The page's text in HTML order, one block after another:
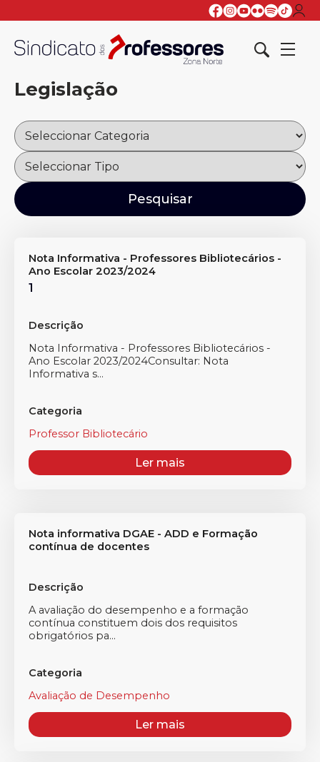
Legislação
Nota Informativa - Professores Bibliotecários -
Ano Escolar 2023/2024
1
Descrição
Nota Informativa - Professores Bibliotecários -
Ano Escolar 2023/2024Consultar: Nota
Informativa s...
Categoria
Professor Bibliotecário
Ler mais
Nota informativa DGAE - ADD e Formação
contínua de docentes
Descrição
A avaliação do desempenho e a formação
contínua constituem dois dos requisitos
obrigatórios pa...
Categoria
Avaliação de Desempenho
Ler mais